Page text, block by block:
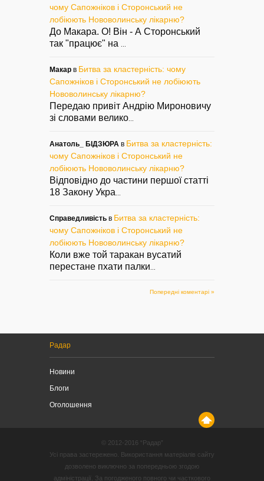
чому Сапожніков і Сторонський не
лобіюють Нововолинську лікарню?
До Макара. О! Він - А Сторонський
так "працює" на
Макар в Битва за кластерність: чому
Сапожніков і Сторонський не лобіюють
Нововолинську лікарню?
Передаю привіт Андрію Мироновичу
зі словами велико
Анатоль_ БІДЗЮРА в Битва за кластерність:
чому Сапожніков і Сторонський не
лобіюють Нововолинську лікарню?
Відповідно до частини першої статті
18 Закону Укра
Справедливість в Битва за кластерність:
чому Сапожніков і Сторонський не
лобіюють Нововолинську лікарню?
Коли вже той таракан вусатий
перестане пхати палки
Попередні коментарі »
Радар
Новини
Блоги
Оголошення
© 2012-2016 “Радар”
Усі права застережено. Використання матеріалів сайту
дозволено виключно за попередньою згодою
адміністрації. За погодженого повного чи часткового